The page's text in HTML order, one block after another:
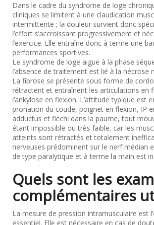
Dans le cadre du syndrome de loge
cliniques se limitent à une claudication
intermittente ; la douleur survient donc
l’effort s’accroissant progressivement et
l’exercice. Elle entraîne donc à terme une
performances sportives.
Le syndrome de loge aiguë à la phase
l’absence de traitement est lié à la nécrose
La fibrose se présente sous forme de
rétractent et entraînent les articulations en
l’ankylose en flexion. L’attitude typique est
pronation du coude, poignet en flexion, IP
adductus et fléchi dans la paume, tout
étant impossible ou très faible, car les
atteints sont rétractés et totalement
nerveuses prédominent sur le nerf médian
de type paralytique et à terme la main est
Quels sont les
complémentaires
La mesure de pression intramusculaire est
essentiel. Elle est nécessaire en cas de